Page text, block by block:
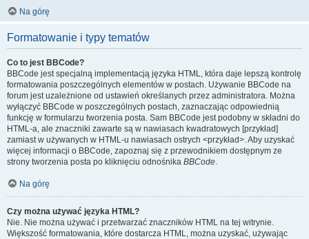
Na górę
Formatowanie i typy tematów
Co to jest BBCode?
BBCode jest specjalną implementacją języka HTML, która daje lepszą kontrolę
formatowania poszczególnych elementów w postach. Używanie BBCode na
forum jest uzależnione od ustawień określanych przez administratora. Można
wyłączyć BBCode w poszczególnych postach, zaznaczając odpowiednią
funkcję w formularzu tworzenia posta. Sam BBCode jest podobny w składni do
HTML-a, ale znaczniki zawarte są w nawiasach kwadratowych [przykład]
zamiast w używanych w HTML-u nawiasach ostrych <przykład>. Aby uzyskać
więcej informacji o BBCode, zapoznaj się z przewodnikiem dostępnym ze
strony tworzenia posta po kliknięciu odnośnika BBCode.
Na górę
Czy można używać języka HTML?
Nie. Nie można używać i przetwarzać znaczników HTML na tej witrynie.
Większość formatowania, które dostarcza HTML, można uzyskać, używając